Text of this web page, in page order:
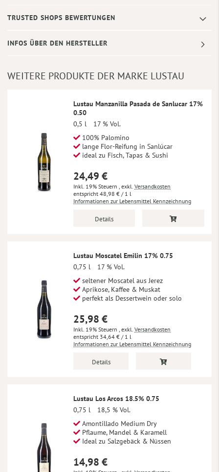
TRUSTED SHOPS BEWERTUNGEN
INFOS ÜBER DEN HERSTELLER
WEITERE PRODUKTE DER MARKE LUSTAU
Lustau Manzanilla Pasada de Sanlucar 17%
0.50
0,5 l
17 % Vol.
100% Palomino
lange Flor-Reifung in Sanlúcar
ideal zu Fisch, Tapas & Sushi
24,49 €
Inkl. 19% Steuern , exkl. Versandkosten
48,98 € / 1 l
Informationen zur Lebensmittel Kennzeichnung
Details
Lustau Moscatel Emilin 17% 0.75
0,75 l
17 % Vol.
seltener Moscatel aus Jerez
Aprikose, Kaffee & Muskat
perfekt als Dessertwein oder solo
25,98 €
Inkl. 19% Steuern , exkl. Versandkosten
34,64 € / 1 l
Informationen zur Lebensmittel Kennzeichnung
Details
Lustau Los Arcos 18.5% 0.75
0,75 l
18,5 % Vol.
Amontillado Medium Dry
Pflaume, Mandel & Karamell
Ideal zu Salzgebäck & Nüssen
14,98 €